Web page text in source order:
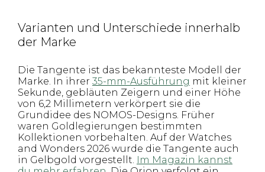
Varianten und Unterschiede innerhalb
der Marke
Die Tangente ist das bekannteste Modell der
Marke. In ihrer 35-mm-Ausführung mit kleiner
Sekunde, gebläuten Zeigern und einer Höhe
von 6,2 Millimetern verkörpert sie die
Grundidee des NOMOS-Designs. Früher
waren Goldlegierungen bestimmten
Kollektionen vorbehalten. Auf der Watches
and Wonders 2026 wurde die Tangente auch
in Gelbgold vorgestellt. Im Magazin kannst